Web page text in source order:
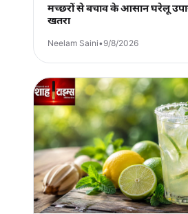
मच्छरों से बचाव के आसान घरेलू
खतरा
Neelam Saini•9/8/2026